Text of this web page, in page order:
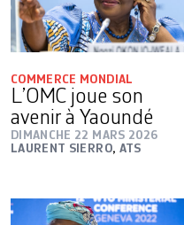
COMMERCE MONDIAL
L’OMC joue son
avenir à Yaoundé
DIMANCHE 22 MARS 2026
LAURENT SIERRO, ATS